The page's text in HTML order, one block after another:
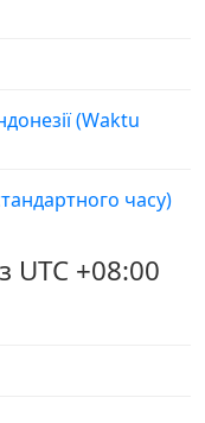
(Waktu
часу)
UTC +08:00